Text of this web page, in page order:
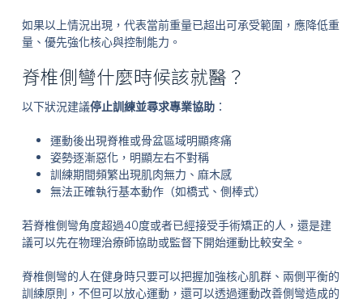
如果以上情況出現，代表當前重量已超出可承受範圍，應降低重
量、優先強化核心與控制能力。
脊椎側彎什麼時候該就醫？
以下狀況建議停止訓練並尋求專業協助：
運動後出現脊椎或骨盆區域明顯疼痛
姿勢逐漸惡化，明顯左右不對稱
訓練期間頻繁出現肌肉無力、麻木感
無法正確執行基本動作（如橋式、側棒式）
若脊椎側彎角度超過40度或者已經接受手術矯正的人，還是建
議可以先在物理治療師協助或監督下開始運動比較安全。
脊椎側彎的人在健身時只要可以把握加強核心肌群、兩側平衡的
訓練原則，不但可以放心運動，還可以透過運動改善側彎造成的